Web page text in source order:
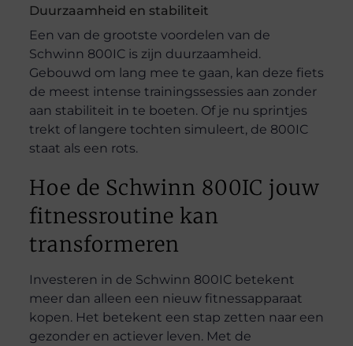
Duurzaamheid en stabiliteit
Een van de grootste voordelen van de
Schwinn 800IC is zijn duurzaamheid.
Gebouwd om lang mee te gaan, kan deze fiets
de meest intense trainingssessies aan zonder
aan stabiliteit in te boeten. Of je nu sprintjes
trekt of langere tochten simuleert, de 800IC
staat als een rots.
Hoe de Schwinn 800IC jouw
fitnessroutine kan
transformeren
Investeren in de Schwinn 800IC betekent
meer dan alleen een nieuw fitnessapparaat
kopen. Het betekent een stap zetten naar een
gezonder en actiever leven. Met de